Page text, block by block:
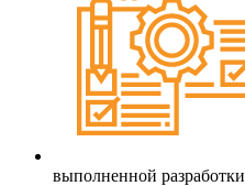
выполненной разработки